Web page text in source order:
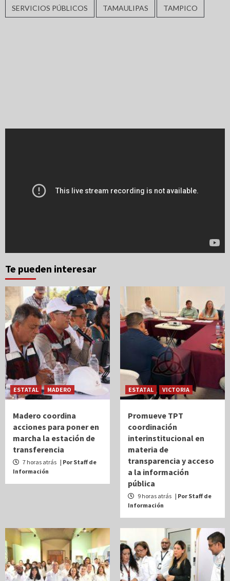
SERVICIOS PÚBLICOS TAMAULIPAS TAMPICO
Te pueden interesar
ESTATAL MADERO
Madero coordina
acciones para poner en
marcha la estación de
transferencia
7 horas atrás | Por Staff de
Información
ESTATAL VICTORIA
Promueve TPT
coordinación
interinstitucional en
materia de
transparencia y acceso
a la información
pública
9 horas atrás | Por Staff de
Información